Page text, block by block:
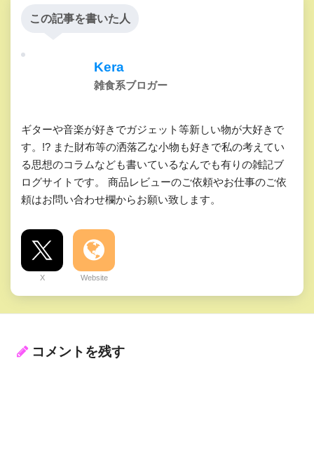
この記事を書いた人
Kera
雑食系ブロガー
ギターや音楽が好きでガジェット等新しい物が大好きで
す。!? また財布等の洒落乙な小物も好きで私の考えてい
る思想のコラムなども書いているなんでも有りの雑記ブ
ログサイトです。 商品レビューのご依頼やお仕事のご依
頼はお問い合わせ欄からお願い致します。
X Website
コメントを残す